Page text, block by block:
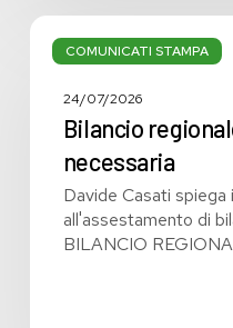
COMUNICATI STAMPA
Bilancio
regionale:
svolta
24/07/2026
Bilancio
necessaria
Davide Casati
all'assestamento di
BILANCIO